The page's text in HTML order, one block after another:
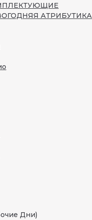
АТРИБУТИКА
Дни)